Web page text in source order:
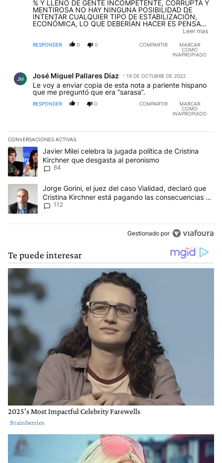
% Y LLENO DE GENTE INCOMPETENTE, CORRUPTA Y
MENTIROSA NO HAY NINGUNA POSIBILIDAD DE
INTENTAR CUALQUIER TIPO DE ESTABILIZACIÓN,
ECONÓMICA, LO QUE DEBERÍAN HACER ES PENSAR
AÚN MÁS PROFUNDA.
Leer mas
RESPONDER 0 0 COMPARTIR
MARCAR
COMO
INAPROPIADO
JM José Miguel Pallares Díaz 19 DE OCTUBRE DE 2022
Le voy a enviar copia de esta nota a pariente hispano
que me preguntó que era “sarasa”.
RESPONDER 1 0 COMPARTIR
MARCAR
COMO
INAPROPIADO
CONVERSACIONES ACTIVAS
Este listado muestra los artículos con más comentarios en los
Un artículo de tendencia con el título "Javier Milei celebra la
Javier Milei celebra la jugada política de Cristina
Kirchner que desgasta al peronismo
84
Un artículo de tendencia con el título "Jorge Gorini, el juez del
Jorge Gorini, el juez del caso Vialidad, declaró que
Cristina Kirchner está pagando las consecuencias de
cometer "un delito comprobado"
112
Gestionado por